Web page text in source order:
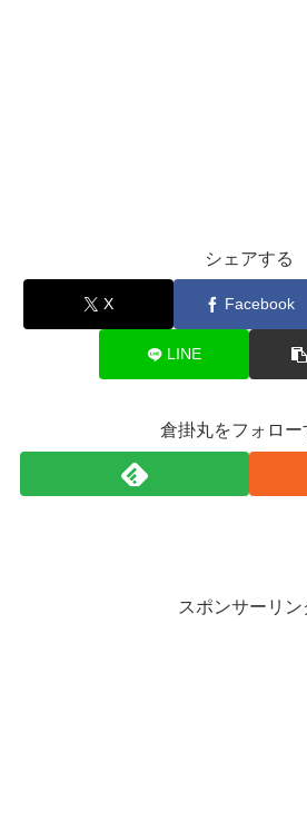
シェアする
X Facebook
LINE
倉掛丸をフォロー
スポンサーリン